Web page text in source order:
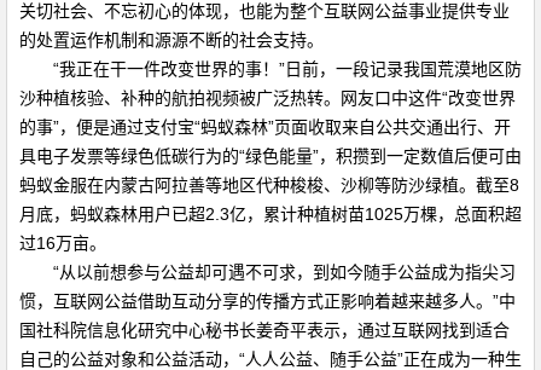
关切社会、不忘初心的体现，也能为整个互联网公益事业提供专业
的处置运作机制和源源不断的社会支持。
“我正在干一件改变世界的事！”日前，一段记录我国荒漠地区防
沙种植核验、补种的航拍视频被广泛热转。网友口中这件“改变世界
的事”，便是通过支付宝“蚂蚁森林”页面收取来自公共交通出行、开
具电子发票等绿色低碳行为的“绿色能量”，积攒到一定数值后便可由
蚂蚁金服在内蒙古阿拉善等地区代种梭梭、沙柳等防沙绿植。截至8
月底，蚂蚁森林用户已超2.3亿，累计种植树苗1025万棵，总面积超
过16万亩。
“从以前想参与公益却可遇不可求，到如今随手公益成为指尖习
惯，互联网公益借助互动分享的传播方式正影响着越来越多人。”中
国社科院信息化研究中心秘书长姜奇平表示，通过互联网找到适合
自己的公益对象和公益活动，“人人公益、随手公益”正在成为一种生